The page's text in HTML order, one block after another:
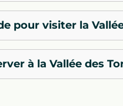
pour visiter la
à la Vallée des